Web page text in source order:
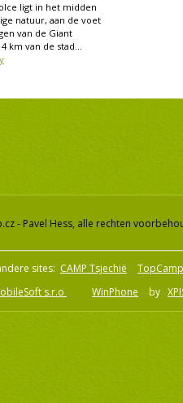
ligt in het midden
natuur, aan de voet
van de Giant
km van de stad...
- Pavel Hess, alle rechten
sites: CAMP Tsjechië
s.r.o WinPhone by